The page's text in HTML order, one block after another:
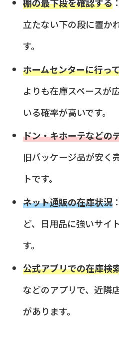
立たない下の段に置か
す。
ホームセンターに行っ
よりも在庫スペースが
いる確率が高いです。
ドン・キホーテなどの
旧パッケージ品が安く
トです。
ネット通販の在庫状況
ど、日用品に強いサイ
す。
公式アプリでの在庫検
などのアプリで、近隣
があります。